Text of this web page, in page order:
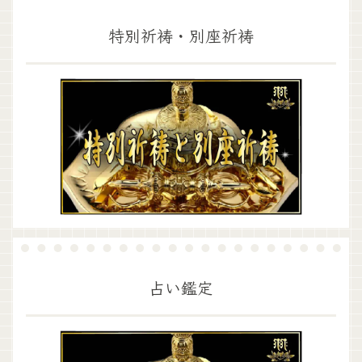
特別祈祷・別座祈祷
占い鑑定